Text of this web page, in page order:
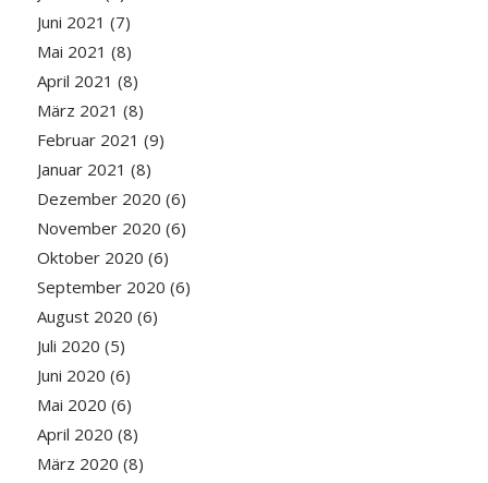
Juni 2021 (7)
Mai 2021 (8)
April 2021 (8)
März 2021 (8)
Februar 2021 (9)
Januar 2021 (8)
Dezember 2020 (6)
November 2020 (6)
Oktober 2020 (6)
September 2020 (6)
August 2020 (6)
Juli 2020 (5)
Juni 2020 (6)
Mai 2020 (6)
April 2020 (8)
März 2020 (8)